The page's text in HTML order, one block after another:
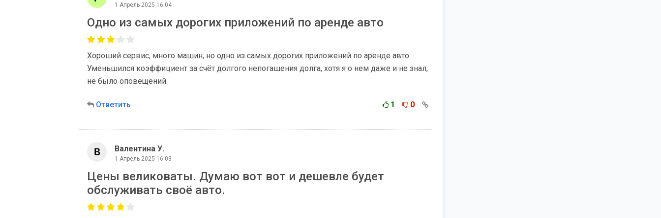
1 Апрель 2025 16:04
Одно из самых дорогих приложений по аренде авто
Хороший сервис, много машин, но одно из самых дорогих приложений по аренде авто.
Уменьшился коэффициент за счёт долгого непогашения долга, хотя я о нем даже и не знал,
не было оповещений.
Ответить 1 0
Валентина У.
1 Апрель 2025 16:03
Цены великоваты. Думаю вот вот и дешевле будет
обслуживать своё авто.